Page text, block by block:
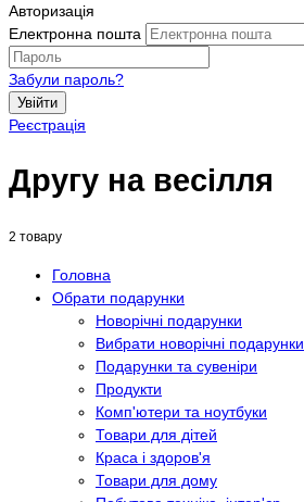
Авторизація
Електронна пошта
Забули пароль?
Увійти
Реєстрація
Другу на весілля
2 товару
Головна
Обрати подарунки
Новорічні подарунки
Вибрати новорічні подарунки
Подарунки та сувеніри
Продукти
Комп'ютери та ноутбуки
Товари для дітей
Краса і здоров'я
Товари для дому